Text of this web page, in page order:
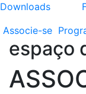
Downloads
Associe-se
espaço